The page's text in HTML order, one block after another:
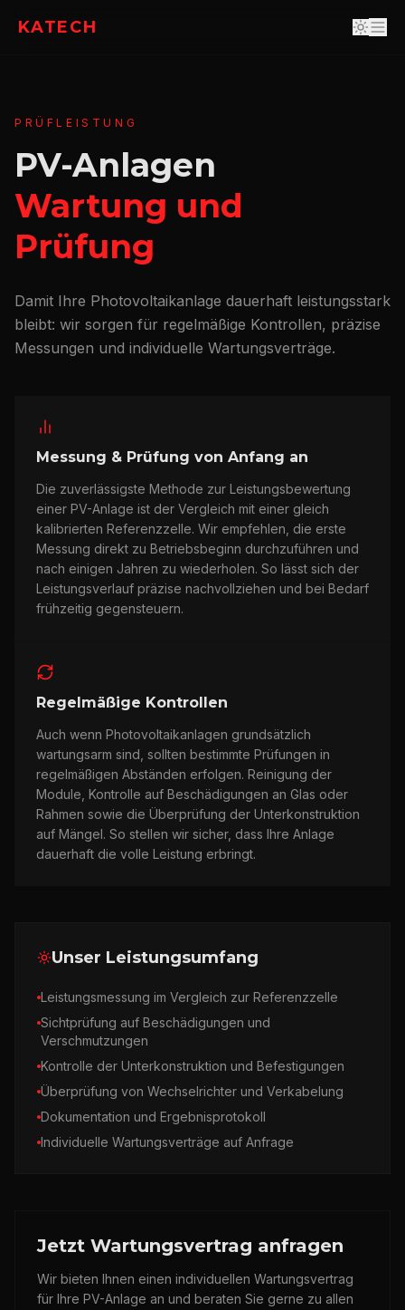
KATECH
PRÜFLEISTUNG
PV-Anlagen
Wartung und
Prüfung
Damit Ihre Photovoltaikanlage dauerhaft leistungsstark
bleibt: wir sorgen für regelmäßige Kontrollen, präzise
Messungen und individuelle Wartungsverträge.
Messung & Prüfung von Anfang an
Die zuverlässigste Methode zur Leistungsbewertung
einer PV-Anlage ist der Vergleich mit einer gleich
kalibrierten Referenzzelle. Wir empfehlen, die erste
Messung direkt zu Betriebsbeginn durchzuführen und
nach einigen Jahren zu wiederholen. So lässt sich der
Leistungsverlauf präzise nachvollziehen und bei Bedarf
frühzeitig gegensteuern.
Regelmäßige Kontrollen
Auch wenn Photovoltaikanlagen grundsätzlich
wartungsarm sind, sollten bestimmte Prüfungen in
regelmäßigen Abständen erfolgen. Reinigung der
Module, Kontrolle auf Beschädigungen an Glas oder
Rahmen sowie die Überprüfung der Unterkonstruktion
auf Mängel. So stellen wir sicher, dass Ihre Anlage
dauerhaft die volle Leistung erbringt.
Unser Leistungsumfang
Leistungsmessung im Vergleich zur Referenzzelle
Sichtprüfung auf Beschädigungen und
Verschmutzungen
Kontrolle der Unterkonstruktion und Befestigungen
Überprüfung von Wechselrichter und Verkabelung
Dokumentation und Ergebnisprotokoll
Individuelle Wartungsverträge auf Anfrage
Jetzt Wartungsvertrag anfragen
Wir bieten Ihnen einen individuellen Wartungsvertrag
für Ihre PV-Anlage an und beraten Sie gerne zu allen